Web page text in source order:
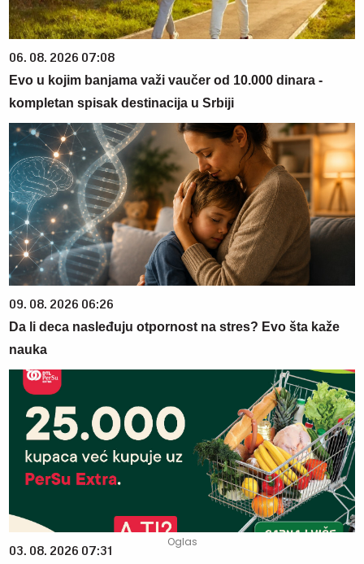
06. 08. 2026 07:08
Evo u kojim banjama važi vaučer od 10.000 dinara -
kompletan spisak destinacija u Srbiji
09. 08. 2026 06:26
Da li deca nasleđuju otpornost na stres? Evo šta kaže
nauka
03. 08. 2026 07:31